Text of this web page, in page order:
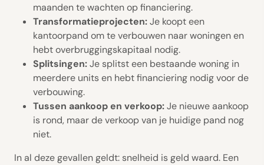
maanden te wachten op financiering.
Transformatieprojecten:Je koopt een
kantoorpand om te verbouwen naar woningen en
hebt overbruggingskapitaal nodig.
Splitsingen:Je splitst een bestaande woning in
meerdere units en hebt financiering nodig voor de
verbouwing.
Tussen aankoop en verkoop:Je nieuwe aankoop
is rond, maar de verkoop van je huidige pand nog
niet.
In al deze gevallen geldt: snelheid is geld waard. Een